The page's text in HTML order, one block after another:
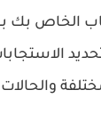
الخاص بك